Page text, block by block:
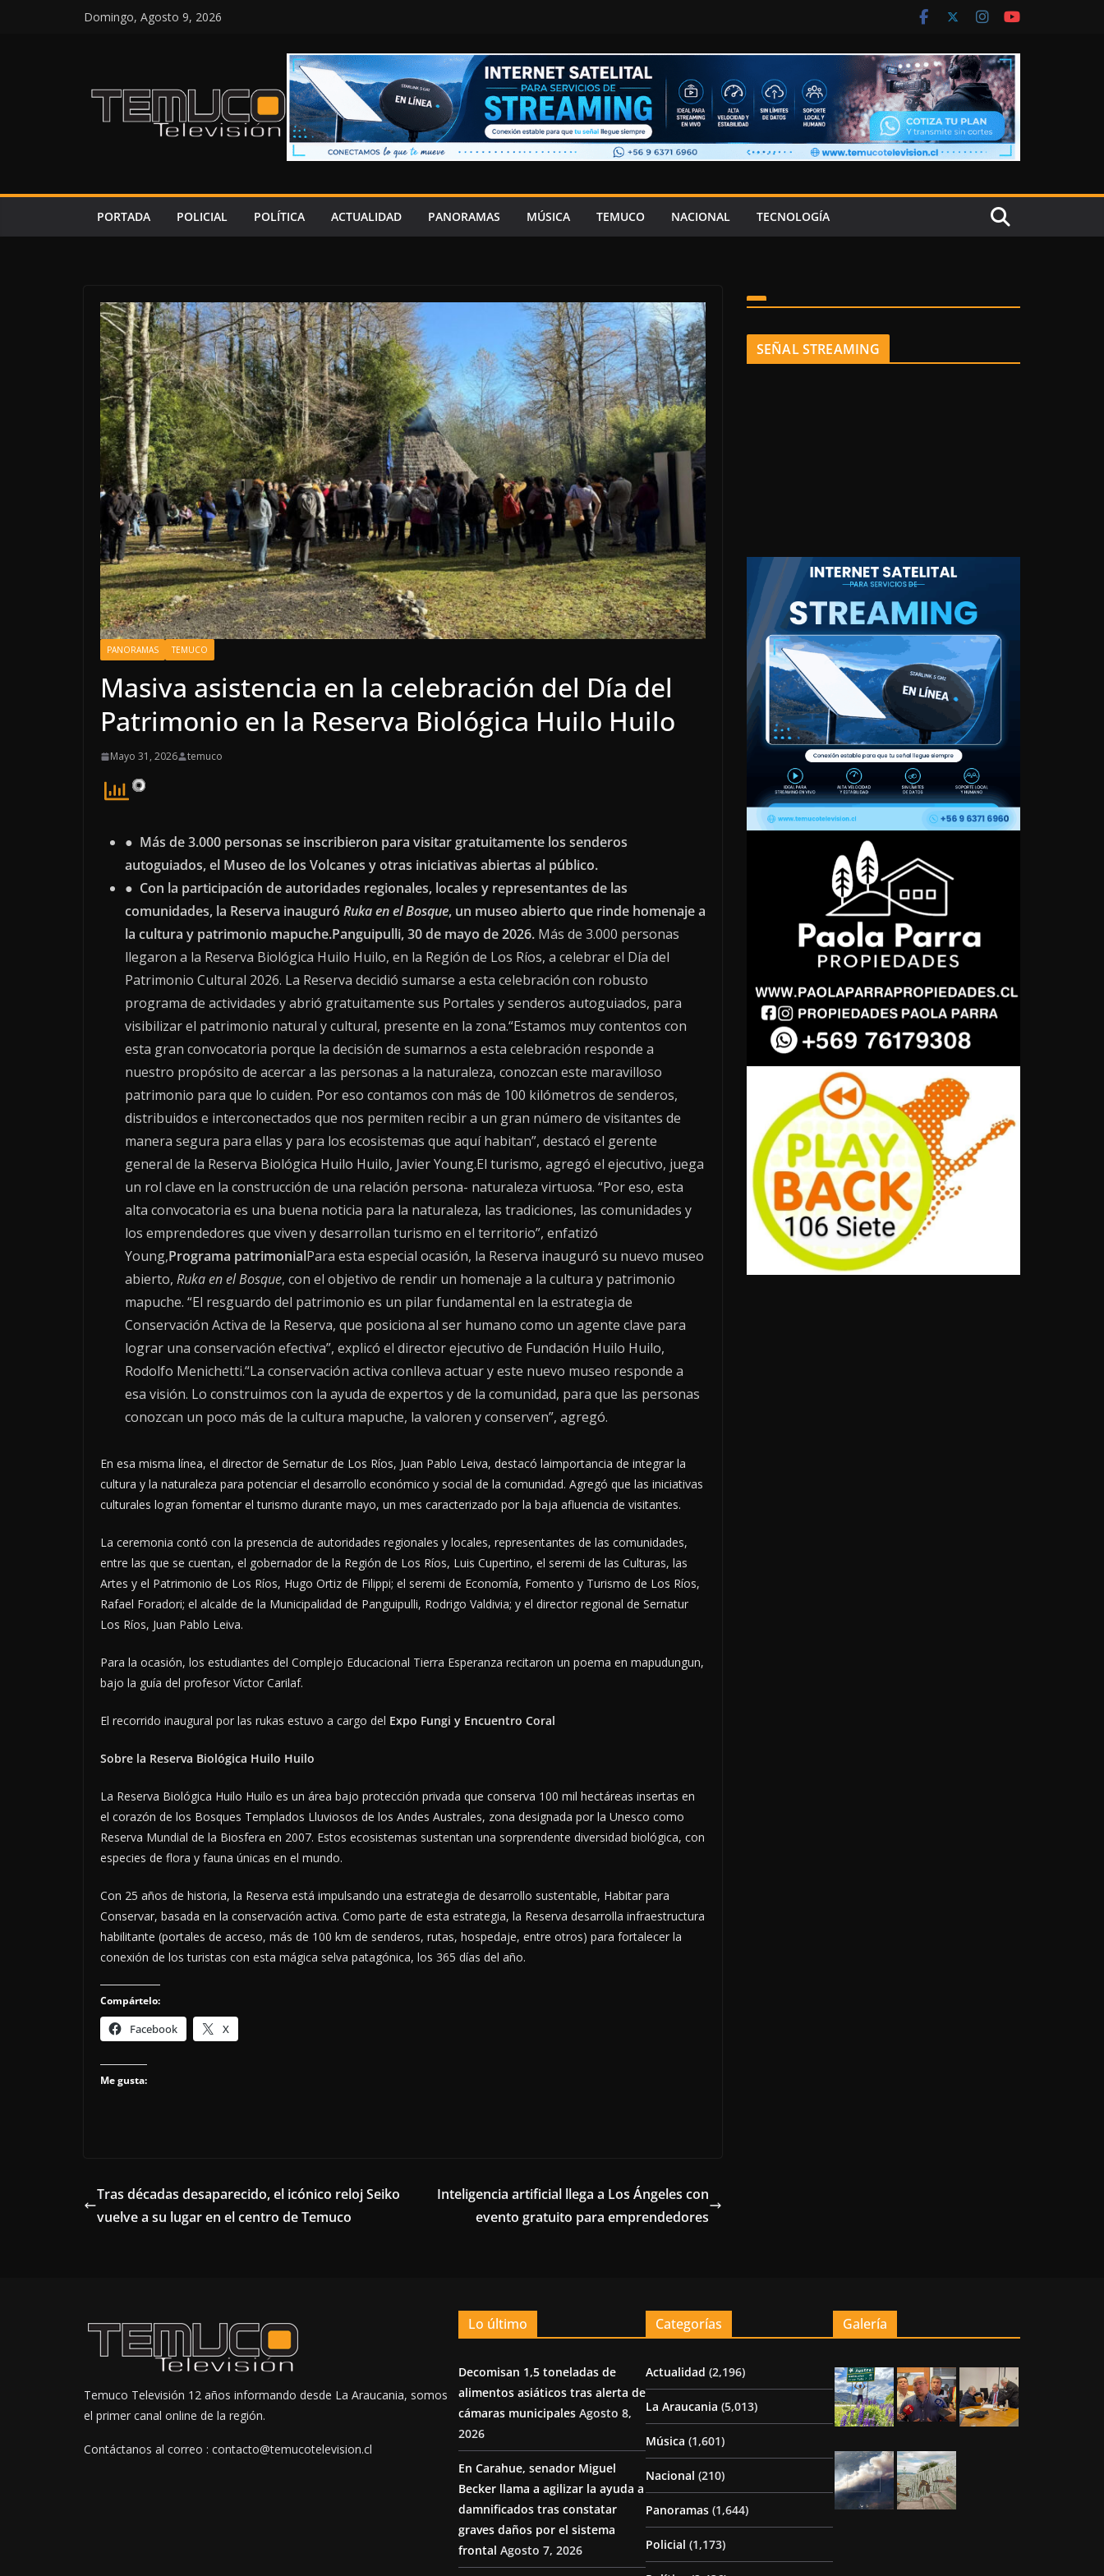
Domingo, Agosto 9, 2026
PORTADA POLICIAL POLÍTICA ACTUALIDAD PANORAMAS MÚSICA TEMUCO NACIONAL TECNOLOGÍA
PANORAMAS TEMUCO
Masiva asistencia en la celebración del Día del
Patrimonio en la Reserva Biológica Huilo Huilo
Mayo 31, 2026 temuco
● Más de 3.000 personas se inscribieron para visitar gratuitamente los senderos
autoguiados, el Museo de los Volcanes y otras iniciativas abiertas al público.
● Con la participación de autoridades regionales, locales y representantes de las
comunidades, la Reserva inauguró Ruka en el Bosque, un museo abierto que rinde homenaje a
la cultura y patrimonio mapuche.Panguipulli, 30 de mayo de 2026. Más de 3.000 personas
llegaron a la Reserva Biológica Huilo Huilo, en la Región de Los Ríos, a celebrar el Día del
Patrimonio Cultural 2026. La Reserva decidió sumarse a esta celebración con robusto
programa de actividades y abrió gratuitamente sus Portales y senderos autoguiados, para
visibilizar el patrimonio natural y cultural, presente en la zona.“Estamos muy contentos con
esta gran convocatoria porque la decisión de sumarnos a esta celebración responde a
nuestro propósito de acercar a las personas a la naturaleza, conozcan este maravilloso
patrimonio para que lo cuiden. Por eso contamos con más de 100 kilómetros de senderos,
distribuidos e interconectados que nos permiten recibir a un gran número de visitantes de
manera segura para ellas y para los ecosistemas que aquí habitan”, destacó el gerente
general de la Reserva Biológica Huilo Huilo, Javier Young.El turismo, agregó el ejecutivo, juega
un rol clave en la construcción de una relación persona- naturaleza virtuosa. “Por eso, esta
alta convocatoria es una buena noticia para la naturaleza, las tradiciones, las comunidades y
los emprendedores que viven y desarrollan turismo en el territorio”, enfatizó
Young,Programa patrimonialPara esta especial ocasión, la Reserva inauguró su nuevo museo
abierto, Ruka en el Bosque, con el objetivo de rendir un homenaje a la cultura y patrimonio
mapuche. “El resguardo del patrimonio es un pilar fundamental en la estrategia de
Conservación Activa de la Reserva, que posiciona al ser humano como un agente clave para
lograr una conservación efectiva”, explicó el director ejecutivo de Fundación Huilo Huilo,
Rodolfo Menichetti.“La conservación activa conlleva actuar y este nuevo museo responde a
esa visión. Lo construimos con la ayuda de expertos y de la comunidad, para que las personas
conozcan un poco más de la cultura mapuche, la valoren y conserven”, agregó.
En esa misma línea, el director de Sernatur de Los Ríos, Juan Pablo Leiva, destacó laimportancia de integrar la
cultura y la naturaleza para potenciar el desarrollo económico y social de la comunidad. Agregó que las iniciativas
culturales logran fomentar el turismo durante mayo, un mes caracterizado por la baja afluencia de visitantes.
La ceremonia contó con la presencia de autoridades regionales y locales, representantes de las comunidades,
entre las que se cuentan, el gobernador de la Región de Los Ríos, Luis Cupertino, el seremi de las Culturas, las
Artes y el Patrimonio de Los Ríos, Hugo Ortiz de Filippi; el seremi de Economía, Fomento y Turismo de Los Ríos,
Rafael Foradori; el alcalde de la Municipalidad de Panguipulli, Rodrigo Valdivia; y el director regional de Sernatur
Los Ríos, Juan Pablo Leiva.
Para la ocasión, los estudiantes del Complejo Educacional Tierra Esperanza recitaron un poema en mapudungun,
bajo la guía del profesor Víctor Carilaf.
El recorrido inaugural por las rukas estuvo a cargo del Expo Fungi y Encuentro Coral
Sobre la Reserva Biológica Huilo Huilo
La Reserva Biológica Huilo Huilo es un área bajo protección privada que conserva 100 mil hectáreas insertas en
el corazón de los Bosques Templados Lluviosos de los Andes Australes, zona designada por la Unesco como
Reserva Mundial de la Biosfera en 2007. Estos ecosistemas sustentan una sorprendente diversidad biológica, con
especies de flora y fauna únicas en el mundo.
Con 25 años de historia, la Reserva está impulsando una estrategia de desarrollo sustentable, Habitar para
Conservar, basada en la conservación activa. Como parte de esta estrategia, la Reserva desarrolla infraestructura
habilitante (portales de acceso, más de 100 km de senderos, rutas, hospedaje, entre otros) para fortalecer la
conexión de los turistas con esta mágica selva patagónica, los 365 días del año.
Compártelo:
Facebook X
Me gusta:
Tras décadas desaparecido, el icónico reloj Seiko
vuelve a su lugar en el centro de Temuco
Inteligencia artificial llega a Los Ángeles con
evento gratuito para emprendedores
SEÑAL STREAMING
Temuco Televisión 12 años informando desde La Araucania, somos
el primer canal online de la región.
Contáctanos al correo : contacto@temucotelevision.cl
Lo último
Decomisan 1,5 toneladas de
alimentos asiáticos tras alerta de
cámaras municipales Agosto 8,
2026
En Carahue, senador Miguel
Becker llama a agilizar la ayuda a
damnificados tras constatar
graves daños por el sistema
frontal Agosto 7, 2026
Categorías
Actualidad (2,196)
La Araucania (5,013)
Música (1,601)
Nacional (210)
Panoramas (1,644)
Policial (1,173)
Galería